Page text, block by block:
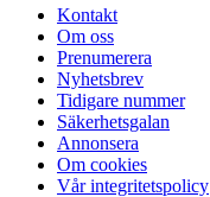
Kontakt
Om oss
Prenumerera
Nyhetsbrev
Tidigare nummer
Säkerhetsgalan
Annonsera
Om cookies
Vår integritetspolicy